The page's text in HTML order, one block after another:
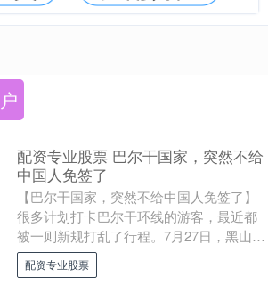
配资专业股票 巴尔干国家，突然不给
中国人免签了
【巴尔干国家，突然不给中国人免签了】
很多计划打卡巴尔干环线的游客，最近都
被一则新规打乱了行程。7月27日，黑山官
方正式官宣，今年11月1日起，彻底取消中
国、俄罗....
配资专业股票